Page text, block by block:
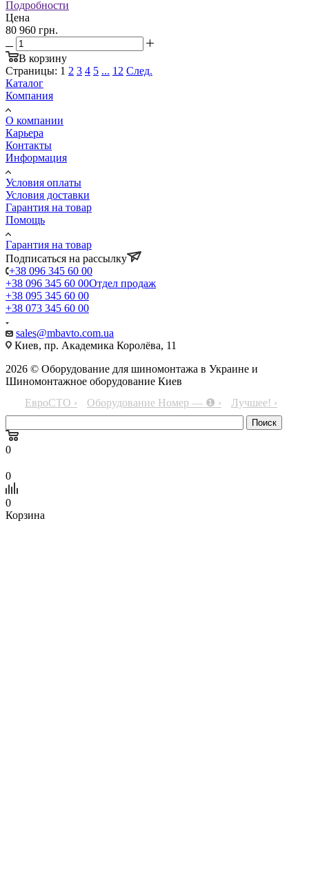
Подробности
Цена
80 960 грн.
В корзину
Страницы: 1 2 3 4 5 ... 12 След.
Каталог
Компания
О компании
Карьера
Контакты
Информация
Условия оплаты
Условия доставки
Гарантия на товар
Помощь
Гарантия на товар
Подписаться на рассылку
+38 096 345 60 00
+38 096 345 60 00Отдел продаж
+38 095 345 60 00
+38 073 345 60 00
sales@mbavto.com.ua
Киев, пр. Академика Королёва, 11
2026 © Оборудование для шиномонтажа в Украине и
Шиномонтажное оборудование Киев
ЕвроСТО ›
Оборудование Номер — ❶ › Лучшее! ›
0
0
0
Корзина